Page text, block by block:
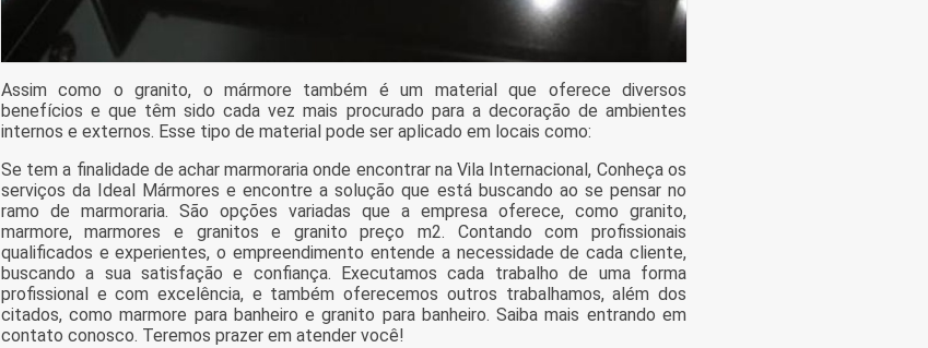
Assim como o granito, o mármore também é um material que oferece diversos
benefícios e que têm sido cada vez mais procurado para a decoração de ambientes
internos e externos. Esse tipo de material pode ser aplicado em locais como:
Se tem a finalidade de achar marmoraria onde encontrar na Vila Internacional, Conheça os
serviços da Ideal Mármores e encontre a solução que está buscando ao se pensar no
ramo de marmoraria. São opções variadas que a empresa oferece, como granito,
marmore, marmores e granitos e granito preço m2. Contando com profissionais
qualificados e experientes, o empreendimento entende a necessidade de cada cliente,
buscando a sua satisfação e confiança. Executamos cada trabalho de uma forma
profissional e com excelência, e também oferecemos outros trabalhamos, além dos
citados, como marmore para banheiro e granito para banheiro. Saiba mais entrando em
contato conosco. Teremos prazer em atender você!